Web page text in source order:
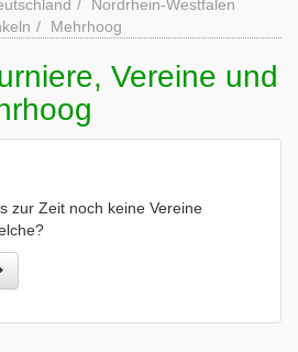
Nordrhein-Westfalen
Mehrhoog
Vereine und
zur Zeit noch keine Vereine